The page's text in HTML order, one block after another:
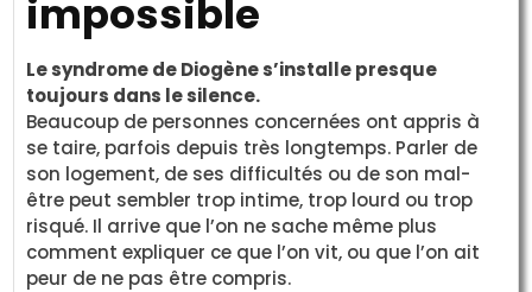
impossible
Le syndrome de Diogène s’installe presque
toujours dans le silence.
Beaucoup de personnes concernées ont appris à
se taire, parfois depuis très longtemps. Parler de
son logement, de ses difficultés ou de son mal-
être peut sembler trop intime, trop lourd ou trop
risqué. Il arrive que l’on ne sache même plus
comment expliquer ce que l’on vit, ou que l’on ait
peur de ne pas être compris.